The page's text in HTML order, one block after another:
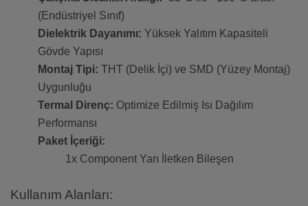
(Endüstriyel Sınıf)
Dielektrik Dayanımı: Yüksek Yalıtım Kapasiteli
Gövde Yapısı
Montaj Tipi: THT (Delik İçi) ve SMD (Yüzey Montaj)
Uygunluğu
Termal Direnç: Optimize Edilmiş Isı Dağılım
Performansı
Paket İçeriği:
1x Component Yarı İletken Bileşen
Kullanım Alanları: